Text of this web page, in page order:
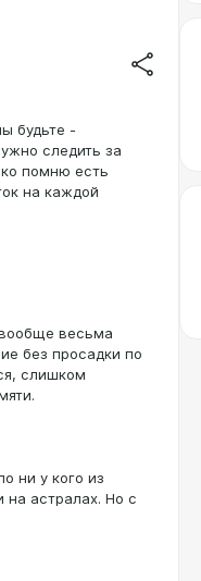
будьте -
следить за
помню есть
на каждой
весьма
без просадки по
слишком
ни у кого из
на астралах. Но с